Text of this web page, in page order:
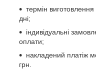
термін
дні;
індивідуальні
оплати;
накладений платіж
грн.